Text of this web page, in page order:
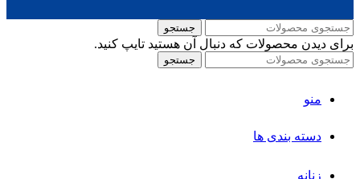
جستجو
برای دیدن محصولات که دنبال آن هستید تایپ کنید.
جستجو
منو
دسته بندی ها
زنانه